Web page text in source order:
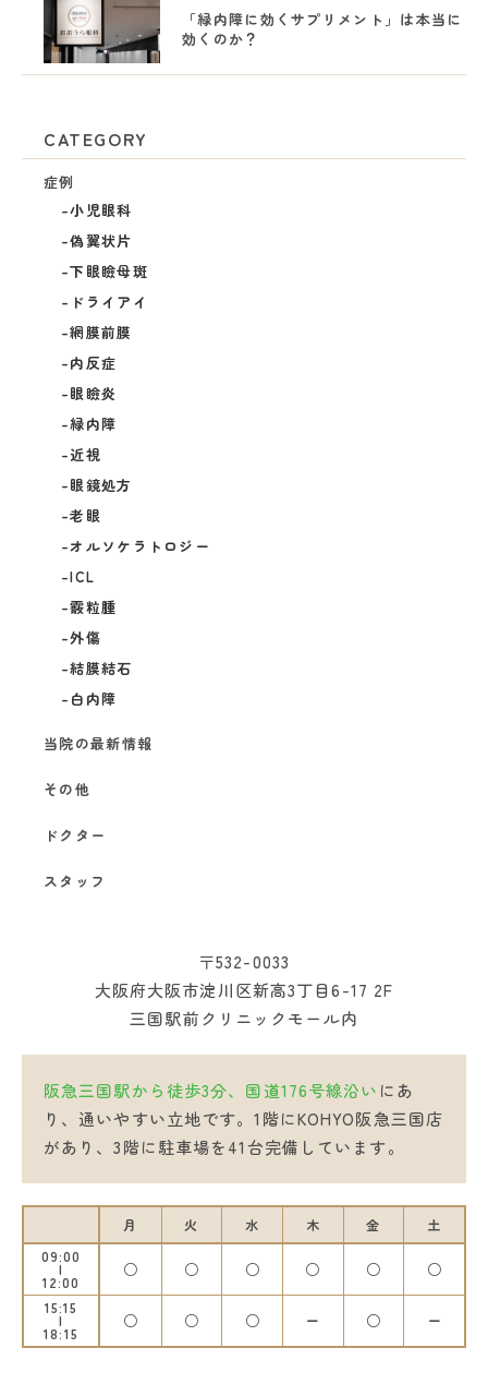
「緑内障に効くサプリメント」は本当に
効くのか？
CATEGORY
症例
小児眼科
偽翼状片
下眼瞼母斑
ドライアイ
網膜前膜
内反症
眼瞼炎
緑内障
近視
眼鏡処方
老眼
オルソケラトロジー
ICL
霰粒腫
外傷
結膜結石
白内障
当院の最新情報
その他
ドクター
スタッフ
〒532-0033
大阪府大阪市淀川区新高3丁目6-17 2F
三国駅前クリニックモール内
阪急三国駅から徒歩3分、国道176号線沿い にあ
り、通いやすい立地です。1階にKOHYO阪急三国店
があり、3階に駐車場を41台完備しています。
月 火 水 木 金
土
09:00
12:00
○ ○ ○ ○ ○ ○
15:15
18:15
○ ○ ○ ー ○ ー